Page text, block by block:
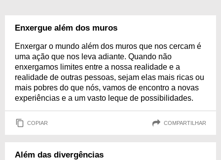
Enxergue além dos muros
Enxergar o mundo além dos muros que nos cercam é
uma ação que nos leva adiante. Quando não
enxergamos limites entre a nossa realidade e a
realidade de outras pessoas, sejam elas mais ricas ou
mais pobres do que nós, vamos de encontro a novas
experiências e a um vasto leque de possibilidades.
COPIAR COMPARTILHAR
Além das divergências